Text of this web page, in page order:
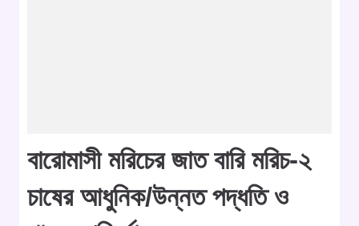
বারোমাসী মরিচের জাত বারি মরিচ-২
চাষের আধুনিক/উন্নত পদ্ধতি ও